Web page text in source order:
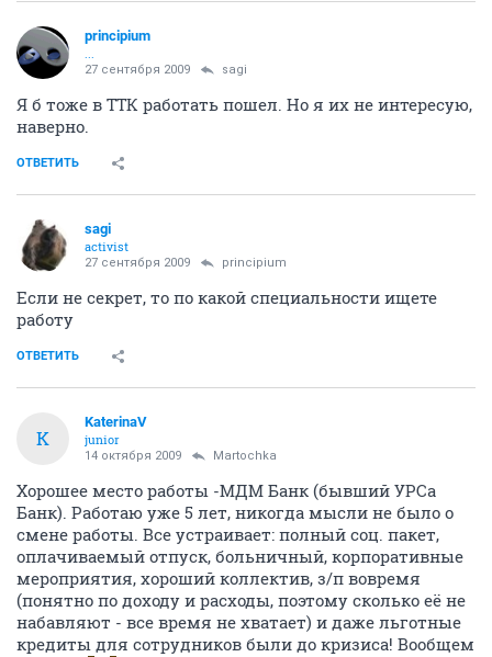
principium
27 сентября 2009 sagi
Я б тоже в ТТК работать пошел. Но я их не интересую,
наверно.
ОТВЕТИТЬ
sagi
activist
27 сентября 2009 principium
Если не секрет, то по какой специальности ищете
работу
ОТВЕТИТЬ
K
KaterinaV
junior
14 октября 2009 Martochka
Хорошее место работы -МДМ Банк (бывший УРСа
Банк). Работаю уже 5 лет, никогда мысли не было о
смене работы. Все устраивает: полный соц. пакет,
оплачиваемый отпуск, больничный, корпоративные
мероприятия, хороший коллектив, з/п вовремя
(понятно по доходу и расходы, поэтому сколько её не
набавляют - все время не хватает) и даже льготные
кредиты для сотрудников были до кризиса! Вообщем